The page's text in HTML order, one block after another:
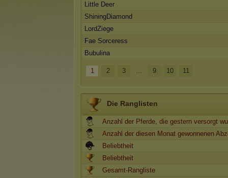
Little Deer
ShiningDiamond
LordZiege
Fae Sorceress
Bubulina
1 2 3 ... 9 10 11
Die Ranglisten
Anzahl der Pferde, die gestern versorgt
Anzahl der diesen Monat gewonnenen
Beliebtheit
Beliebtheit
Gesamt-Rangliste